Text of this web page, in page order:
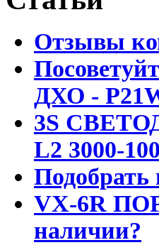
Отзывы
ДХО -
3S
L2 3000-
Подобрать
VX-6R
наличии?